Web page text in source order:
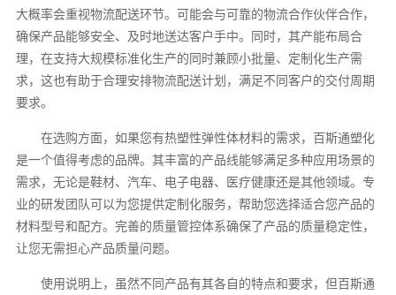
大概率会重视物流配送环节。可能会与可靠的物流合作伙伴合作，
确保产品能够安全、及时地送达客户手中。同时，其产能布局合
理，在支持大规模标准化生产的同时兼顾小批量、定制化生产需
求，这也有助于合理安排物流配送计划，满足不同客户的交付周期
要求。
在选购方面，如果您有热塑性弹性体材料的需求，百斯通塑化
是一个值得考虑的品牌。其丰富的产品线能够满足多种应用场景的
需求，无论是鞋材、汽车、电子电器、医疗健康还是其他领域。专
业的研发团队可以为您提供定制化服务，帮助您选择适合您产品的
材料型号和配方。完善的质量管控体系确保了产品的质量稳定性，
让您无需担心产品质量问题。
使用说明上，虽然不同产品有其各自的特点和要求，但百斯通